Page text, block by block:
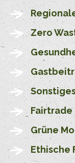
Zero
Fairtrade
Grüne
Ethische